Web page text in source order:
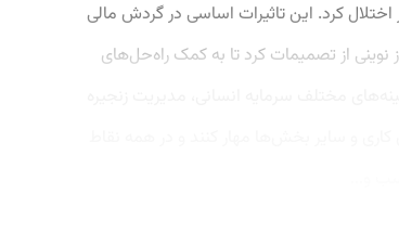
کرد. این تاثیرات اساسی در گردش مالی
نوینی از تصمیمات کرد تا به کمک راه‌حل‌های